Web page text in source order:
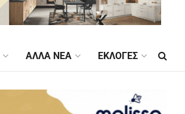
ΆΛΛΑ ΝΈΑ ΕΚΛΟΓΈΣ